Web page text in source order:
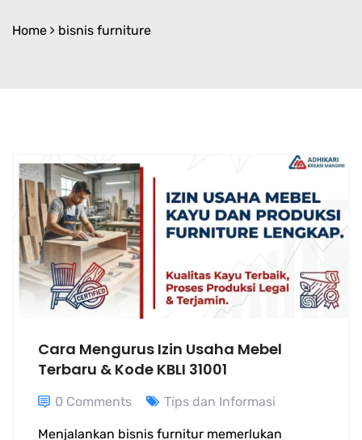
Home bisnis furniture
Cara Mengurus Izin Usaha Mebel
Terbaru & Kode KBLI 31001
0 Comments Tips dan Informasi
Menjalankan bisnis furnitur memerlukan